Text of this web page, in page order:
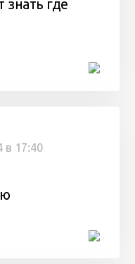
знать где
в 17:40